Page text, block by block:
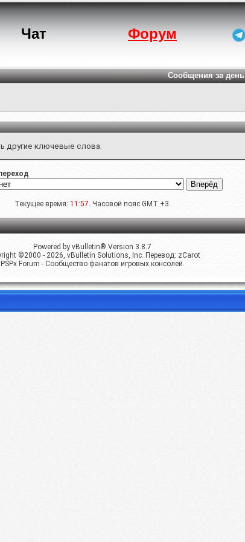
Чат Форум
Сообщения за день
другие ключевые слова.
Текущее время: 11:57. Часовой пояс GMT +3.
Powered by vBulletin® Version 3.8.7
©2000 - 2026, vBulletin Solutions, Inc. Перевод: zCarot
PSPx Forum - Сообщество фанатов игровых консолей.